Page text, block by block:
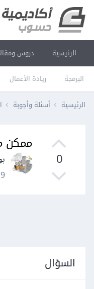
الرئيسية دروس
البرمجة ريادة الأعمال
الرئيسية أسئلة وأجوبة
0
ممكن
9 يوليو 2021
السؤال